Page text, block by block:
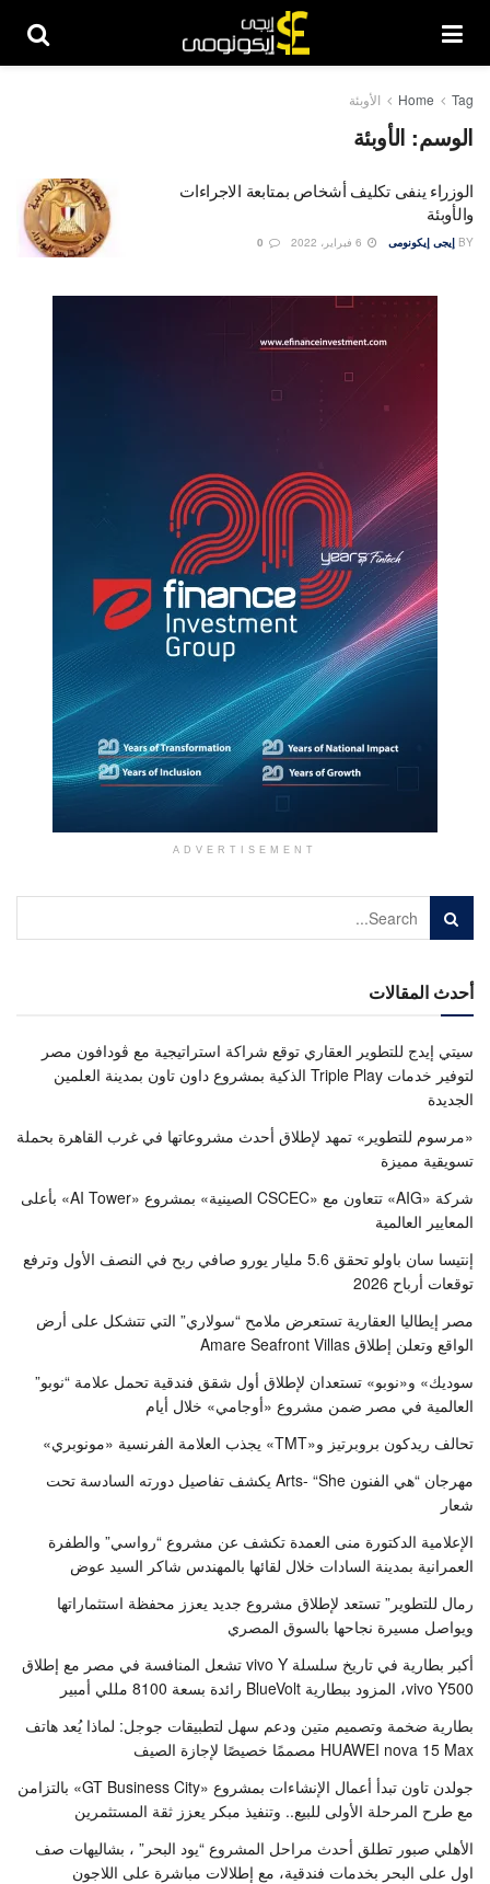
Home Tag الأوبئة
الوسم: الأوبئة
الوزراء ينفى تكليف أشخاص بمتابعة الاجراءات
والأوبئة
BY إيجى إيكونومى
ADVERTISEMENT
أحدث المقالات
سيتي إيدج للتطوير العقاري توقع شراكة استراتيجية مع ڤودافون مصر
لتوفير خدمات Triple Play الذكية بمشروع داون تاون بمدينة العلمين
الجديدة
«مرسوم للتطوير» تمهد لإطلاق أحدث مشروعاتها في غرب القاهرة بحملة
تسويقية مميزة
شركة «AIG» تتعاون مع «CSCEC الصينية» بمشروع «AI Tower» بأعلى
المعايير العالمية
إنتيسا سان باولو تحقق 5.6 مليار يورو صافي ربح في النصف الأول وترفع
توقعات أرباح 2026
مصر إيطاليا العقارية تستعرض ملامح “سولاري” التي تتشكل على أرض
الواقع وتعلن إطلاق Amare Seafront Villas
سوديك» و«نوبو» تستعدان لإطلاق أول شقق فندقية تحمل علامة “نوبو”
العالمية في مصر ضمن مشروع «أوجامي» خلال أيام
تحالف ريدكون بروبرتيز و«TMT» يجذب العلامة الفرنسية «مونوبري»
مهرجان “هي الفنون Arts- “She يكشف تفاصيل دورته السادسة تحت
شعار
الإعلامية الدكتورة منى العمدة تكشف عن مشروع “رواسي” والطفرة
العمرانية بمدينة السادات خلال لقائها بالمهندس شاكر السيد عوض
رمال للتطوير” تستعد لإطلاق مشروع جديد يعزز محفظة استثماراتها
ويواصل مسيرة نجاحها بالسوق المصري
أكبر بطارية في تاريخ سلسلة vivo Y تشعل المنافسة في مصر مع إطلاق
vivo Y500، المزود ببطارية BlueVolt رائدة بسعة 8100 مللي أمبير
بطارية ضخمة وتصميم متين ودعم سهل لتطبيقات جوجل: لماذا يُعد هاتف
HUAWEI nova 15 Max مصممًا خصيصًا لإجازة الصيف
جولدن تاون تبدأ أعمال الإنشاءات بمشروع «GT Business City» بالتزامن
مع طرح المرحلة الأولى للبيع.. وتنفيذ مبكر يعزز ثقة المستثمرين
الأهلي صبور تطلق أحدث مراحل المشروع “يود البحر” ، بشاليهات صف
اول على البحر بخدمات فندقية، مع إطلالات مباشرة على اللاجون